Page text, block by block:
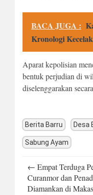
BACA JUGA :
Kronologi
Aparat kepolisian
bentuk perjudian di
diselenggarakan
Berita Barru Desa
Sabung Ayam
navigation
← Empat Terduga
Curanmor dan
Diamankan di